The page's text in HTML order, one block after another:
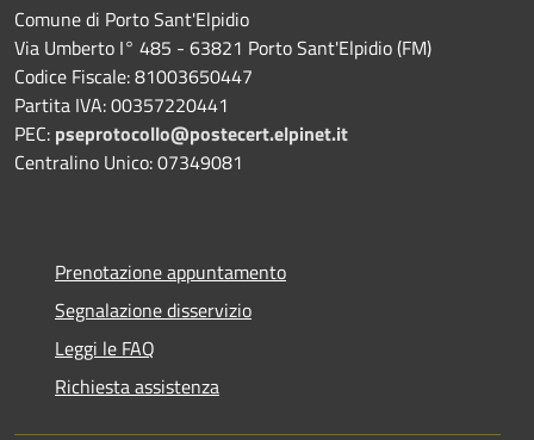
Comune di Porto Sant'Elpidio
Via Umberto I° 485 - 63821 Porto Sant'Elpidio (FM)
Codice Fiscale: 81003650447
Partita IVA: 00357220441
PEC: pseprotocollo@postecert.elpinet.it
Centralino Unico: 07349081
Prenotazione appuntamento
Segnalazione disservizio
Leggi le FAQ
Richiesta assistenza